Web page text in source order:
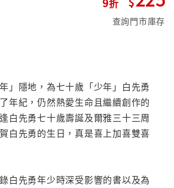
查詢門市庫存
」隱地，為七十歲「少年」白先勇
年紀，仍然熱愛生命且繼續創作的
白先勇七十歲壽誕及爾雅三十三周
白先勇的生日，真是喜上加喜雙喜
白先勇年少時深受影響的書以及為